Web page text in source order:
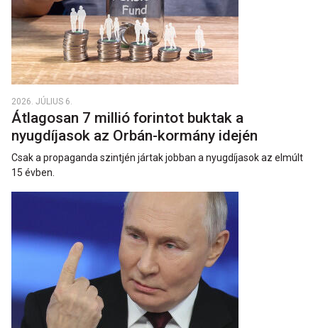
2026. JÚLIUS 6.
Átlagosan 7 millió forintot buktak a
nyugdíjasok az Orbán-kormány idején
Csak a propaganda szintjén jártak jobban a nyugdíjasok az elmúlt
15 évben.